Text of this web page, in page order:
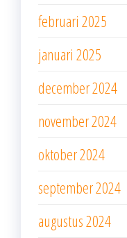
februari 2025
januari 2025
december 2024
november 2024
oktober 2024
september 2024
augustus 2024